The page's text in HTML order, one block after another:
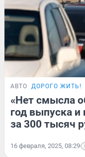
АВТО ДОРОГО ЖИТЬ!
«Нет смысла
год выпуска
за 300 тысяч
16 февраля, 2025, 08:29